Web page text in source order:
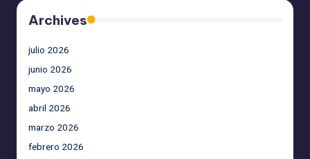
Archives
julio 2026
junio 2026
mayo 2026
abril 2026
marzo 2026
febrero 2026